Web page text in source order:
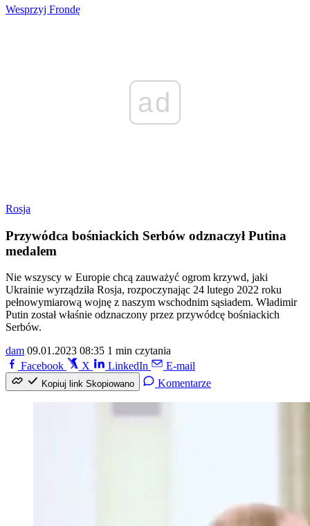
Wesprzyj Frondę
ad
Rosja
Przywódca bośniackich Serbów odznaczył Putina
medalem
Nie wszyscy w Europie chcą zauważyć ogrom krzywd, jaki
Ukrainie wyrządziła Rosja, rozpoczynając 24 lutego 2022 roku
pełnowymiarową wojnę z naszym wschodnim sąsiadem. Władimir
Putin został właśnie odznaczony przez przywódcę bośniackich
Serbów.
dam 09.01.2023 08:35 1 min czytania
Facebook
X LinkedIn E-mail
Kopiuj link Skopiowano Komentarze